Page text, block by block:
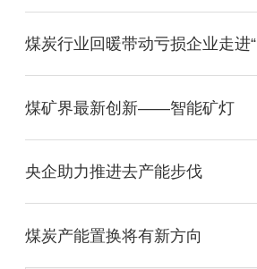
煤炭行业回暖带动亏损企业走进“
煤矿界最新创新——智能矿灯
央企助力推进去产能步伐
煤炭产能置换将有新方向